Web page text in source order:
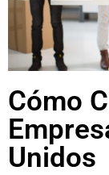
Cómo
Unidos